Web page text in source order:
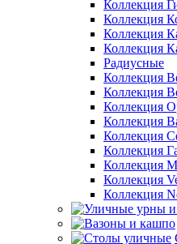
Коллекция
Коллекция
Коллекция
Коллекция
Радиусные
Коллекция
Коллекция
Коллекция
Коллекция
Коллекция
Коллекция
Коллекция
Коллекция
Коллекция